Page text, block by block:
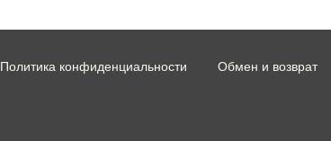
Политика конфиденциальности Обмен и возврат